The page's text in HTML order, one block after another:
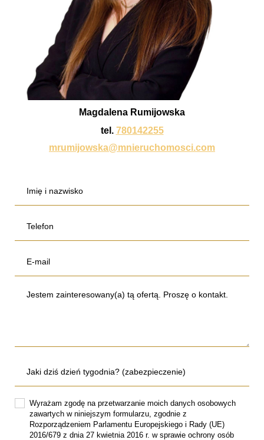
Magdalena Rumijowska
tel. 780142255
mrumijowska@mnieruchomosci.com
Wyrażam zgodę na przetwarzanie moich danych osobowych
zawartych w niniejszym formularzu, zgodnie z
Rozporządzeniem Parlamentu Europejskiego i Rady (UE)
2016/679 z dnia 27 kwietnia 2016 r. w sprawie ochrony osób